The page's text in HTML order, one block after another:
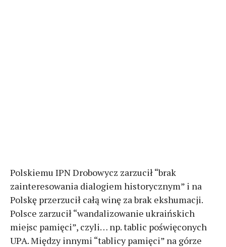
Polskiemu IPN Drobowycz zarzucił “brak
zainteresowania dialogiem historycznym” i na
Polskę przerzucił całą winę za brak ekshumacji.
Polsce zarzucił “wandalizowanie ukraińskich
miejsc pamięci”, czyli… np. tablic poświęconych
UPA. Między innymi “tablicy pamięci” na górze